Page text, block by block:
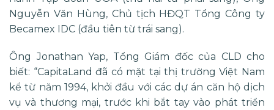
Nguyễn Văn Hùng, Chủ tịch HĐQT Tổng Công ty
Becamex IDC (đầu tiên từ trái sang).
Ông Jonathan Yap, Tổng Giám đốc của CLD cho
biết: “CapitaLand đã có mặt tại thị trường Việt Nam
kể từ năm 1994, khởi đầu với các dự án căn hộ dịch
vụ và thương mại, trước khi bắt tay vào phát triển